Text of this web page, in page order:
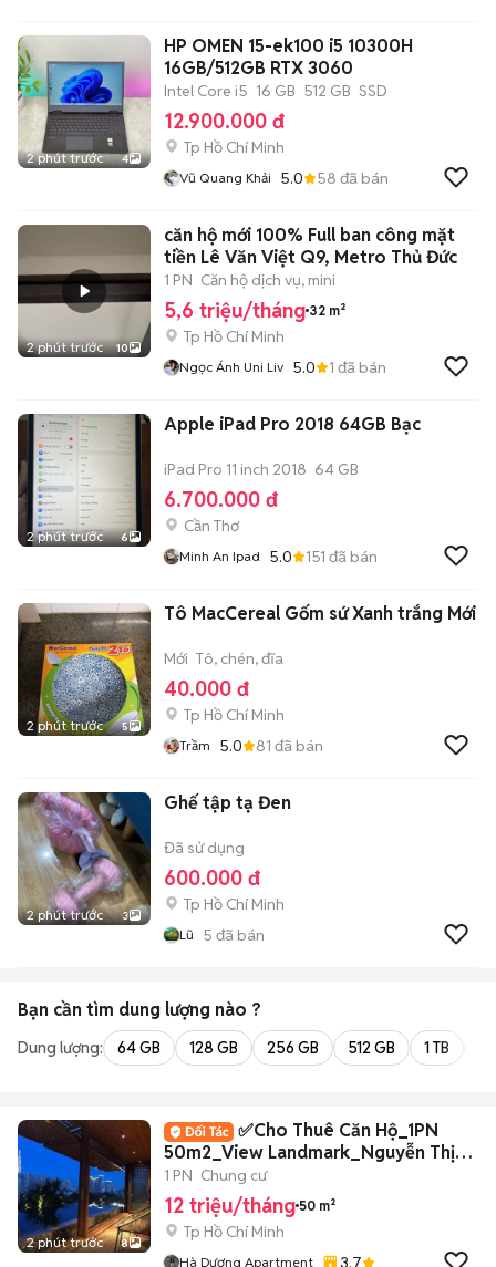
2 phút trước 4
HP OMEN 15-ek100 i5 10300H
16GB/512GB RTX 3060
Intel Core i5 16 GB 512 GB SSD
12.900.000 đ
Tp Hồ Chí Minh
Vũ Quang Khải 5.0 58 đã bán
2 phút trước 10
căn hộ mới 100% Full ban công mặt
tiền Lê Văn Việt Q9, Metro Thủ Đức
1 PN Căn hộ dịch vụ, mini
5,6 triệu/tháng 32 m²
Tp Hồ Chí Minh
Ngọc Ánh Uni Liv 5.0 1 đã bán
2 phút trước 6
Apple iPad Pro 2018 64GB Bạc
iPad Pro 11 inch 2018 64 GB
6.700.000 đ
Cần Thơ
Minh An Ipad 5.0 151 đã bán
2 phút trước 5
Tô MacCereal Gốm sứ Xanh trắng Mới
Mới Tô, chén, đĩa
40.000 đ
Tp Hồ Chí Minh
Trầm 5.0 81 đã bán
2 phút trước 3
Ghế tập tạ Đen
Đã sử dụng
600.000 đ
Tp Hồ Chí Minh
Lũ 5 đã bán
Bạn cần tìm dung lượng nào ?
Dung lượng: 64 GB 128 GB 256 GB 512 GB 1 TB
2 phút trước 8
✅Cho Thuê Căn Hộ_1PN
50m2_View Landmark_Nguyễn Thị
Minh Khai Quận 1✅
1 PN Chung cư
12 triệu/tháng 50 m²
Tp Hồ Chí Minh
Hà Dương Apartment 3.7